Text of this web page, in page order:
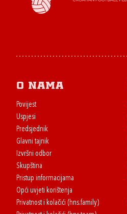
O nama
Povijest
Uspjesi
Predsjednik
Glavni tajnik
Izvršni odbor
Skupština
Pristup informacijama
Opći uvjeti korištenja
Privatnost i kolačići (hns.family)